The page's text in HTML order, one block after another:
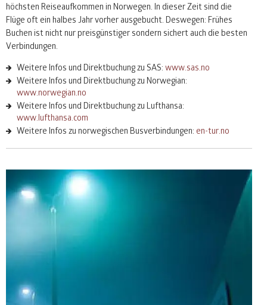
höchsten Reiseaufkommen in Norwegen. In dieser Zeit sind die
Flüge oft ein halbes Jahr vorher ausgebucht. Deswegen: Frühes
Buchen ist nicht nur preisgünstiger sondern sichert auch die besten
Verbindungen.
Weitere Infos und Direktbuchung zu SAS: www.sas.no
Weitere Infos und Direktbuchung zu Norwegian:
www.norwegian.no
Weitere Infos und Direktbuchung zu Lufthansa:
www.lufthansa.com
Weitere Infos zu norwegischen Busverbindungen: en-tur.no